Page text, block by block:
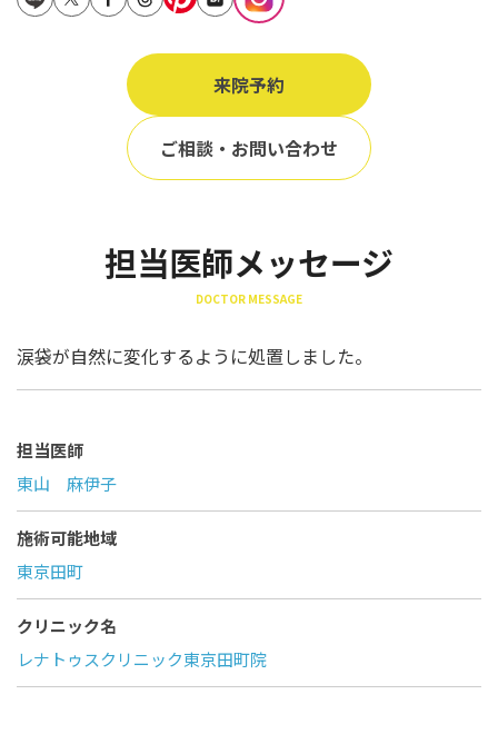
立ち耳
70代
80代
90代
地域から探す
東京
大阪
名古屋
来院予約
ご相談・お問い合わせ
担当医師メッセージ
DOCTOR MESSAGE
涙袋が自然に変化するように処置しました。
担当医師
東山 麻伊子
施術可能地域
東京田町
クリニック名
レナトゥスクリニック東京田町院